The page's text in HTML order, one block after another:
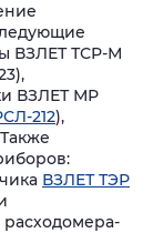
ВЗЛЕТ ТСР-М
ВЗЛЕТ МР
212),
ВЗЛЕТ ТЭР
расходомера-